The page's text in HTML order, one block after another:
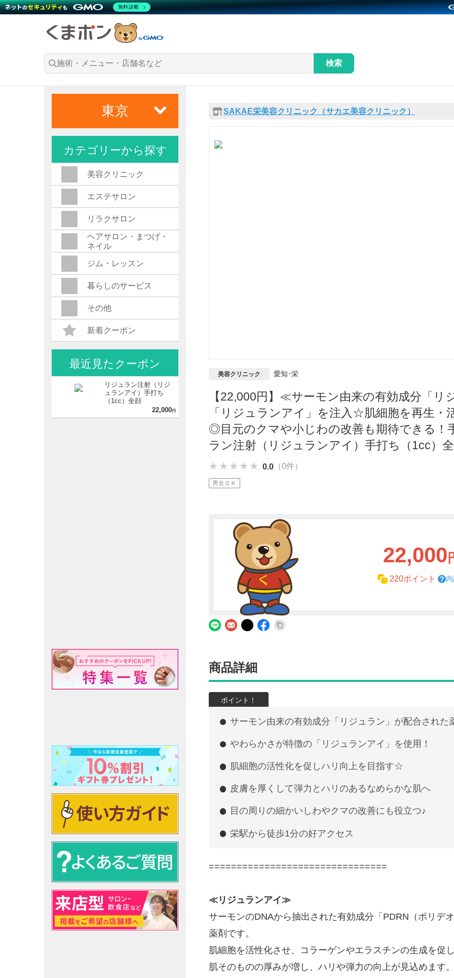
検索
SAKAE栄美容クリニック（サカエ美容クリニック）
美容クリニック 愛知･栄
【22,000円】≪サーモン由来の有効成分「リ
「リジュランアイ」を注入☆肌細胞を再生・
◎目元のクマや小じわの改善も期待できる！
ラン注射（リジュランアイ）手打ち（1cc）
★★★★★
★★★★★
★★★★★ 0.0 （0件）
男女ＯＫ
22,000
220ポイント
商品詳細
サーモン由来の有効成分「リジュラン」が配合され
やわらかさが特徴の「リジュランアイ」を使用！
肌細胞の活性化を促しハリ向上を目指す☆
皮膚を厚くして弾力とハリのあるなめらかな肌へ
目の周りの細かいしわやクマの改善にも役立つ♪
栄駅から徒歩1分の好アクセス
================================
≪リジュランアイ≫
サーモンのDNAから抽出された有効成分「PDRN（ポリデ
薬剤です。
肌細胞を活性化させ、コラーゲンやエラスチンの生成を促
肌そのものの厚みが増し、ハリや弾力の向上が見込めます
東京
カテゴリーから探す
美容クリニック
エステサロン
リラクサロン
ヘアサロン・まつげ・
ネイル
ジム・レッスン
暮らしのサービス
その他
新着クーポン
最近見たクーポン
リジュラン注射（リジ
ュランアイ）手打ち
（1cc）全顔
22,000円
無料診断